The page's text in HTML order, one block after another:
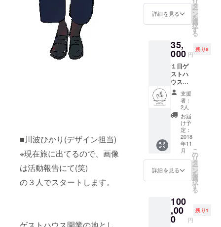
■川波ひかり(デザイン担当)
※現在旅に出てるので、画像
は活動報告にて(笑)
の３人でスタートします。
に要相
談)
相談さ
せて製
作させ
て頂き
(納期
は、そ
の際に
要相談)
詳細を見る
タ
ー
ン
を
選
択
す
る
35,
000 円
残り8
１日ゲ
ストハ
ウス貸
切 (９人
まで宿
泊可能
です) 仲
間で盛
り上
がって
くださ
い！！
※6名部
屋、3名
まで使
える個
屋。 ※
宿泊日
は、他
のお客
支援
者：
2人
お届
け予
定：
2018
年11
月
詳細を見る
こ
の
リ
タ
ー
ン
を
選
択
す
る
100
,00
0 円
残り1